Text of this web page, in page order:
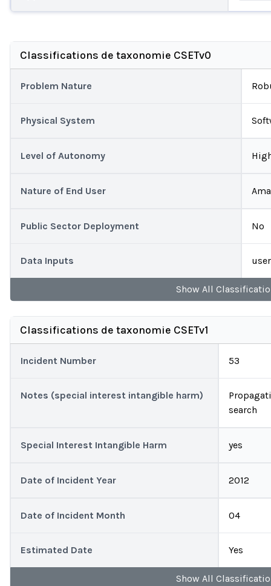
Classifications de taxonomie CSETv0
Problem Nature
Physical System
Level of Autonomy
Nature of End User
Public Sector Deployment No
Data Inputs
Show All
Classifications de taxonomie CSETv1
Incident Number 53
Notes (special interest intangible harm)
search
Special Interest Intangible Harm yes
Date of Incident Year 2012
Date of Incident Month 04
Estimated Date Yes
Show All